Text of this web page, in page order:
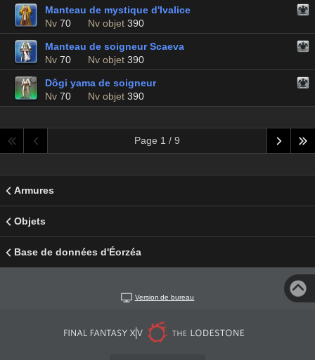
Manteau de mystique d'Ivalice
Nv 70 Nv objet 390
Manteau de soigneur Scaeva
Nv 70 Nv objet 390
Dôgi yama de soigneur
Nv 70 Nv objet 390
Page 1 / 9
Armures
Objets
Base de données d'Éorzéa
Version de bureau